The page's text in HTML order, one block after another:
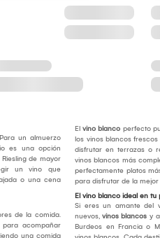
un almuerzo
es una opción
de mayor
un vino que
o una cena
de la comida.
para acompañar
una comida
Elvino blanco perfecto
los vinos blancos
disfrutar en terrazas o
vinos blancos más
perfectamente platos
para disfrutar de la
El vino blanco ideal en
Si eres un amante del
nuevos,vinos blancos y
Burdeos en Francia o